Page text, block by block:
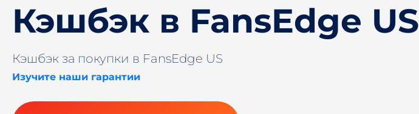
Кэшбэк в FansEdge US
Кэшбэк за покупки в FansEdge US
Изучите наши гарантии